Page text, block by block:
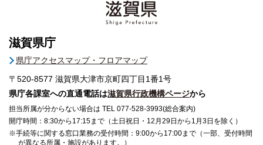
滋賀県庁
県庁アクセスマップ・フロアマップ
〒520-8577 滋賀県大津市京町四丁目1番1号
県庁各課室への直通電話は滋賀県行政機構ページから
担当所属が分からない場合は TEL 077-528-3993(総合案内)
開庁時間：8:30から17:15まで（土日祝日・12月29日から1月3日を除く）
※手続等に関する窓口業務の受付時間：9:00から17:00まで（一部、受付時間
が異なる所属・施設があります。）